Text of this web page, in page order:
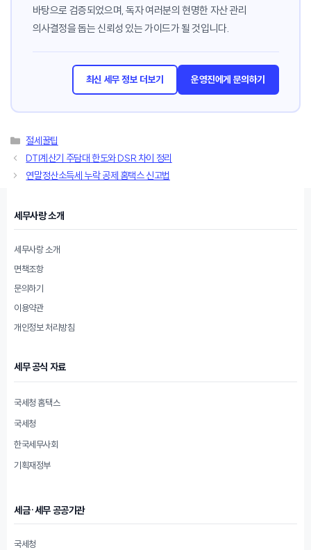
바탕으로 검증되었으며, 독자 여러분의 현명한 자산 관리
의사결정을 돕는 신뢰성 있는 가이드가 될 것입니다.
최신 세무 정보 더보기 운영진에게 문의하기
카
테
리
절세꿀팁
DTI계산기 주담대 한도와 DSR 차이 정리
연말정산소득세 누락 공제 홈택스 신고법
세무사랑 소개
세무사랑 소개
면책조항
문의하기
이용약관
개인정보 처리방침
세무 공식 자료
국세청 홈택스
국세청
한국세무사회
기획재정부
세금·세무 공공기관
국세청